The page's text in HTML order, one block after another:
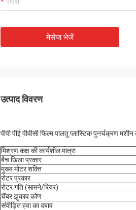
मेसेज भेजें
उत्पाद विवरण
पीपी पीई पीवीसी फिल्म पालतू प्लास्टिक पुनर्चक्रण मशीन
मिश्रण कक्ष की कार्यशील मात्रा
बैच खिला प्रकार
मुख्य मोटर शक्ति
रोटर प्रकार
रोटर गति (सामने/रियर)
चैंबर झुकाव कोण
संपीड़ित हवा का दबाव